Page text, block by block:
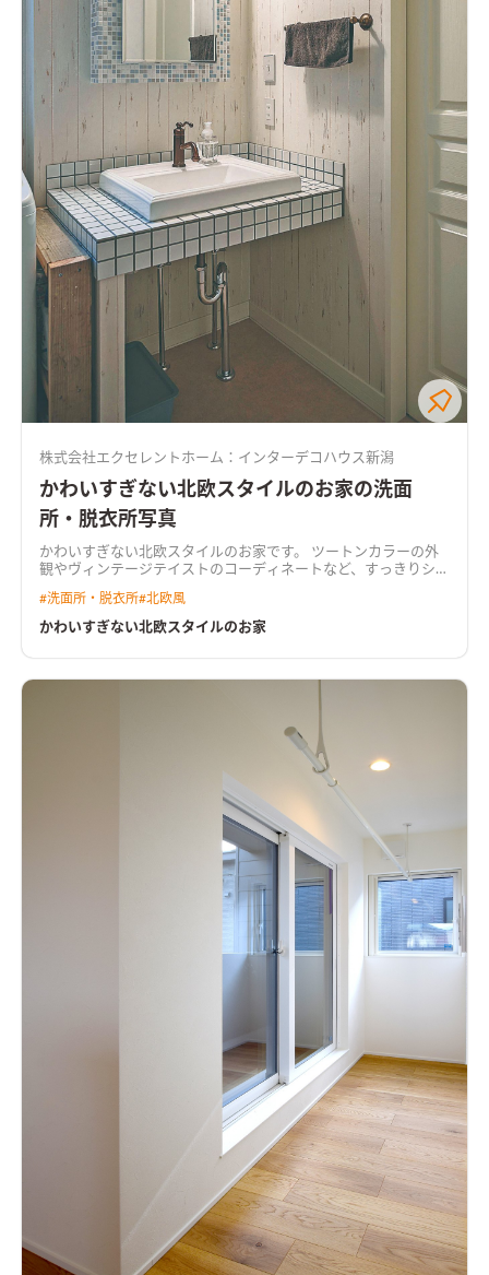
株式会社エクセレントホーム：インターデコハウス新潟
かわいすぎない北欧スタイルのお家の洗面
所・脱衣所写真
かわいすぎない北欧スタイルのお家です。 ツートンカラーの外
観やヴィンテージテイストのコーディネートなど、すっきりシン
#洗面所・脱衣所#北欧風
かわいすぎない北欧スタイルのお家